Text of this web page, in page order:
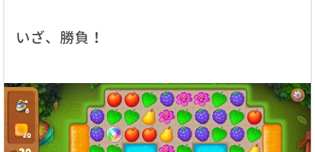
いざ、勝負！